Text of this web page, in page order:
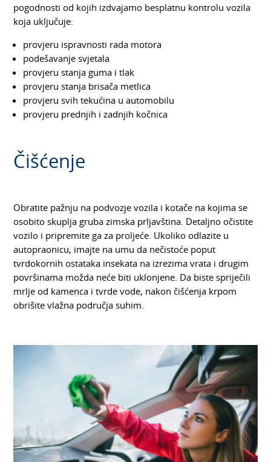
pogodnosti od kojih izdvajamo besplatnu kontrolu vozila
koja uključuje:
provjeru ispravnosti rada motora
podešavanje svjetala
provjeru stanja guma i tlak
provjeru stanja brisača metlica
provjeru svih tekućina u automobilu
provjeru prednjih i zadnjih kočnica
Čišćenje
Obratite pažnju na podvozje vozila i kotače na kojima se
osobito skuplja gruba zimska prljavština. Detaljno očistite
vozilo i pripremite ga za proljeće. Ukoliko odlazite u
autopraonicu, imajte na umu da nečistoće poput
tvrdokornih ostataka insekata na izrezima vrata i drugim
površinama možda neće biti uklonjene. Da biste spriječili
mrlje od kamenca i tvrde vode, nakon čišćenja krpom
obrišite vlažna područja suhim.